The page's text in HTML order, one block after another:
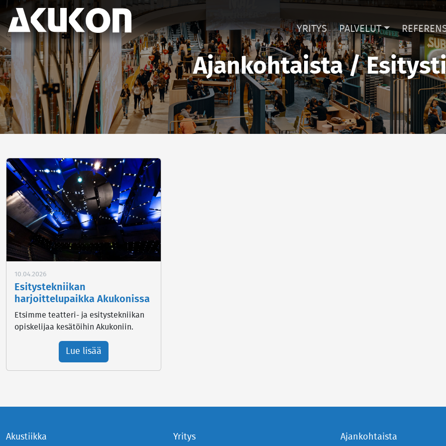
Akukon
YRITYS PALVELUT
Ajankohtaista /
10.04.2026
Esitystekniikan
harjoittelupaikka Akukonissa
Etsimme teatteri- ja esitystekniikan
opiskelijaa kesätöihin Akukoniin.
Lue lisää
Akustiikka
Yritys
Ajankohtaista